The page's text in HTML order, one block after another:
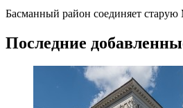
Басманный район соединяет
Последние